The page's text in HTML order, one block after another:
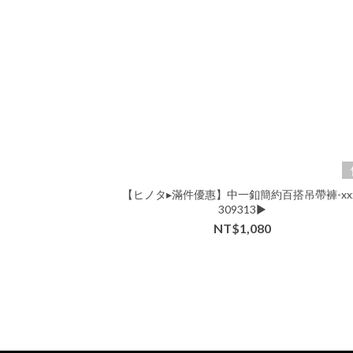
【ヒノタ▸滿件優惠】中一釦簡約百搭吊帶褲-
309313▶
NT$1,080